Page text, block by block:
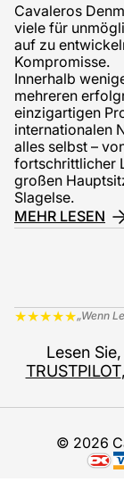
Cavaleros
viele für
auf zu
Kompromisse.
Innerhalb
mehreren
einzigartigen
internationalen
alles selbst –
fortschrittlicher
großen
Slagelse.
MEHR LESEN
★★★★★„Wenn
Lesen
TRUSTPILOT,
© 2026